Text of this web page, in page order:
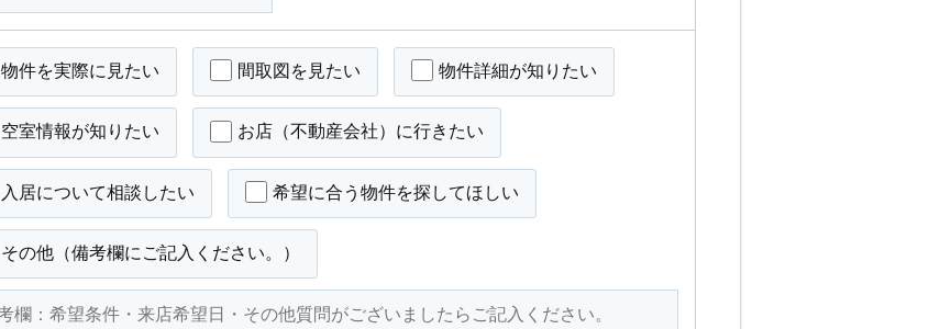
物件を実際に見たい 間取図を見たい 物件詳細が知りたい
空室情報が知りたい お店（不動産会社）に行きたい
入居について相談したい 希望に合う物件を探してほしい
その他（備考欄にご記入ください。）